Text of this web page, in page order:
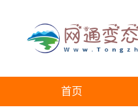
首页